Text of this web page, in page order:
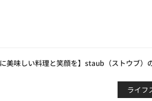
に美味しい料理と笑顔を】staub（ストウブ）
ライフ